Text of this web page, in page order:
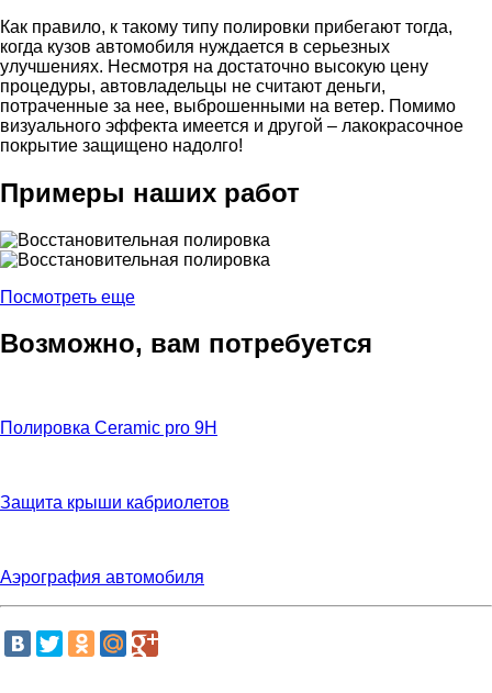
Как правило, к такому типу полировки прибегают тогда,
когда кузов автомобиля нуждается в серьезных
улучшениях. Несмотря на достаточно высокую цену
процедуры, автовладельцы не считают деньги,
потраченные за нее, выброшенными на ветер. Помимо
визуального эффекта имеется и другой – лакокрасочное
покрытие защищено надолго!
Примеры наших работ
Посмотреть еще
Возможно, вам потребуется
Полировка Сeramic pro 9H
Защита крыши кабриолетов
Аэрография автомобиля